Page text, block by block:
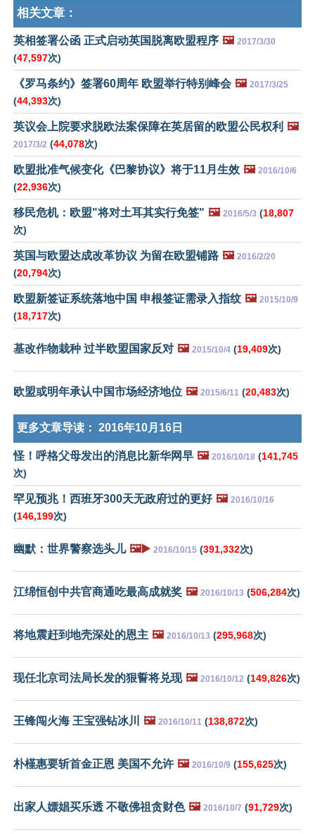
相关文章：
英相签署公函 正式启动英国脱离欧盟程序 🖼️ 2017/3/30
(47,597次)
《罗马条约》签署60周年 欧盟举行特别峰会 🖼️ 2017/3/25
(44,393次)
英议会上院要求脱欧法案保障在英居留的欧盟公民权利 🖼️
2017/3/2 (44,078次)
欧盟批准气候变化《巴黎协议》将于11月生效 🖼️ 2016/10/6
(22,936次)
移民危机：欧盟"将对土耳其实行免签" 🖼️ 2016/5/3 (18,807
次)
英国与欧盟达成改革协议 为留在欧盟铺路 🖼️ 2016/2/20
(20,794次)
欧盟新签证系统落地中国 申根签证需录入指纹 🖼️ 2015/10/9
(18,717次)
基改作物栽种 过半欧盟国家反对 🖼️ 2015/10/4 (19,409次)
欧盟或明年承认中国市场经济地位 🖼️ 2015/6/11 (20,483次)
更多文章导读： 2016年10月16日
怪！呼格父母发出的消息比新华网早 🖼️ 2016/10/18 (141,745
次)
罕见预兆！西班牙300天无政府过的更好 🖼️ 2016/10/16
(146,199次)
幽默：世界警察选头儿 🖼️▶️ 2016/10/15 (391,332次)
江绵恒创中共官商通吃最高成就奖 🖼️ 2016/10/13 (506,284次)
将地震赶到地壳深处的恩主 🖼️ 2016/10/13 (295,968次)
现任北京司法局长发的狠誓将兑现 🖼️ 2016/10/12 (149,826次)
王锋闯火海 王宝强钻冰川 🖼️ 2016/10/11 (138,872次)
朴槿惠要斩首金正恩 美国不允许 🖼️ 2016/10/9 (155,625次)
出家人嫖娼买乐透 不敬佛祖贪财色 🖼️ 2016/10/7 (91,729次)